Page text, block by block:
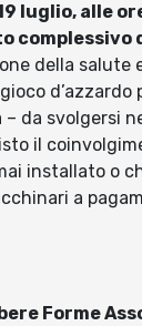
luglio, alle
complessivo
della salute
da svolgersi
il
installato o
a
Forme